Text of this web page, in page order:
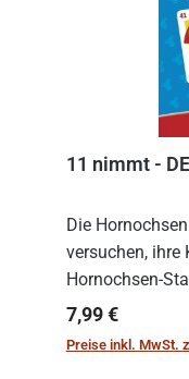
11 nimmt - DE
Die
versuchen, ihre
Hornochsen-
kniffliger als
zwischen
Regulärer Preis:
7,99 €
Preise inkl. MwSt.